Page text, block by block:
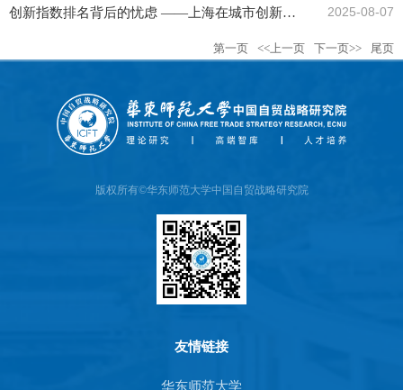
创新指数排名背后的忧虑 ——上海在城市创新竞 2025-08-07
第一页 <<上一页 下一页>> 尾页
版权所有©华东师范大学中国自贸战略研究院
友情链接
华东师范大学